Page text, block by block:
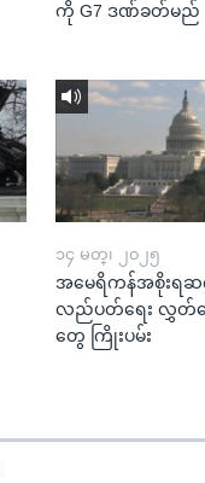
ကို G7 ဒဏ်ခတ်မည်
၁၄ မတ္၊ ၂၀၂၅
အမေရိကန်အစိုး
လည်ပတ်ရေး လွှတ်
တွေ ကြိုးပမ်း